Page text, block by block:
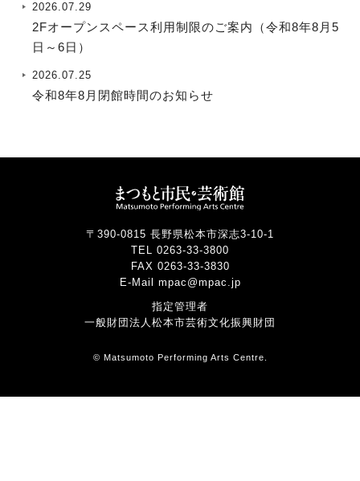
2026.07.29
2Fオープンスペース利用制限のご案内（令和8年8月5
日～6日）
2026.07.25
令和8年8月閉館時間のお知らせ
〒390-0815 長野県松本市深志3-10-1
TEL 0263-33-3800
FAX 0263-33-3830
E-Mail mpac@mpac.jp
指定管理者
一般財団法人松本市芸術文化振興財団
© Matsumoto Performing Arts Centre.